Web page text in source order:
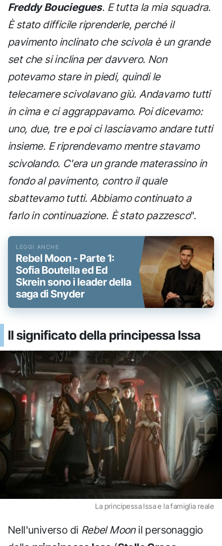
Freddy Bouciegues. E tutta la mia squadra.
È stato difficile riprenderle, perché il
pavimento inclinato che scivola è un grande
set che si inclina per davvero. Non
potevamo stare in piedi, quindi le
telecamere scivolavano giù. Andavamo tutti
in cima e ci aggrappavamo. Poi dicevamo:
uno, due, tre e poi ci lasciavamo andare tutti
insieme. E riprendevamo mentre stavamo
scivolando. C'era un grande materassino in
fondo al pavimento, contro il quale
sbattevamo tutti. Abbiamo continuato a
farlo in continuazione. È stato pazzesco".
Rebel Moon - Parte 1:
Sofia Boutella ed Ed
Skrein sono i leader della
saga di Snyder
Il significato della principessa Issa
La principessa Issa e la famiglia reale
Nell'universo di Rebel Moonil personaggio